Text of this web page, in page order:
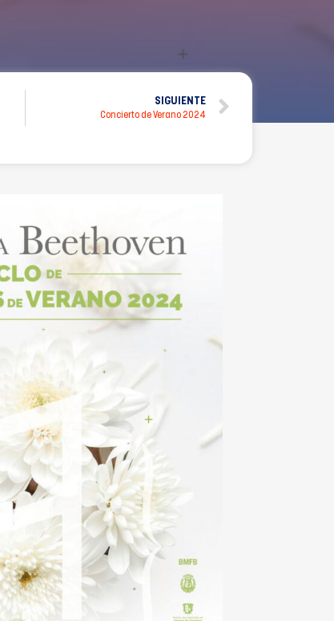
SIGUIENTE
Concierto de Verano 2024